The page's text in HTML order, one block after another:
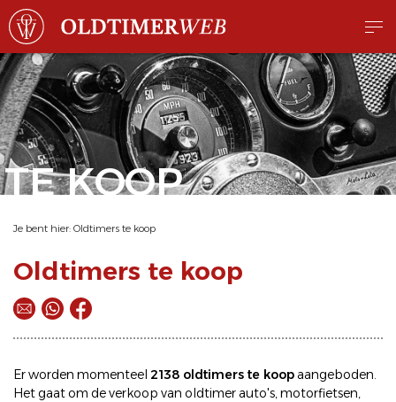
TE KOOP
Je bent hier: Oldtimers te koop
Oldtimers te koop
Er worden momenteel 2138 oldtimers te koopaangeboden.
Het gaat om deverkoop van oldtimerauto's,motorfietsen,